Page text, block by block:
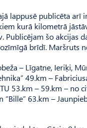
lappusē publicēta arī
kurā kilometrā
Publicējam šo akcijas
brīdī. Maršruts
– Līgatne, Ieriķi,
49.km –
53.km – 59.km – no
“Bille” 63.km –